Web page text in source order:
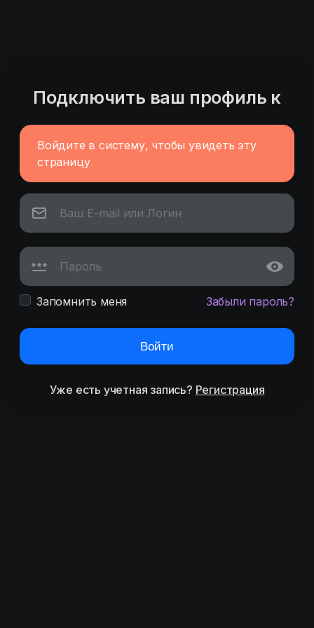
Подключить ваш профиль к
Войдите в систему, чтобы увидеть эту
страницу
Запомнить меня Забыли пароль?
Войти
Уже есть учетная запись? Регистрация